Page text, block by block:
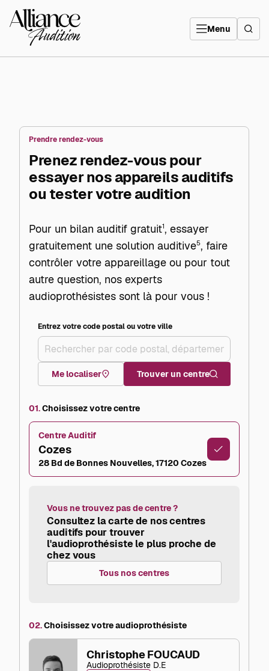
directement
contenu
Menu
Prendre rendez-vous
Prenez rendez-vous pour
essayer nos appareils auditifs
ou tester votre audition
Pour un bilan auditif gratuit1, essayer
gratuitement une solution auditive5, faire
contrôler votre appareillage ou pour tout
autre question, nos experts
audioprothésistes sont là pour vous !
Entrez votre code postal ou votre ville
Me localiser Trouver un centre
01.Choisissez votre centre
Centre Auditif
Cozes
28 Bd de Bonnes Nouvelles, 17120 Cozes
Vous ne trouvez pas de centre ?
Consultez la carte de nos centres
auditifs pour trouver
l'audioprothésiste le plus proche de
chez vous
Tous nos centres
02.Choisissez votre audioprothésiste
Christophe FOUCAUD
Audioprothésiste D.E